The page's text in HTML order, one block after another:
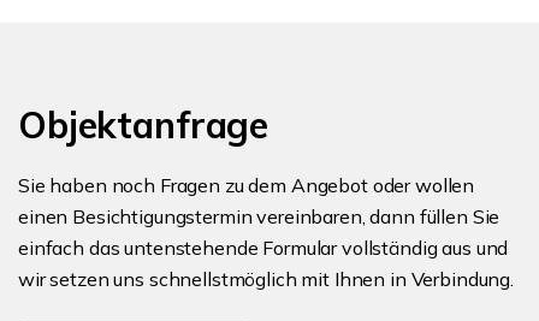
Objektanfrage
Sie haben noch Fragen zu dem Angebot oder wollen
einen Besichtigungstermin vereinbaren, dann füllen Sie
einfach das untenstehende Formular vollständig aus und
wir setzen uns schnellstmöglich mit Ihnen in Verbindung.